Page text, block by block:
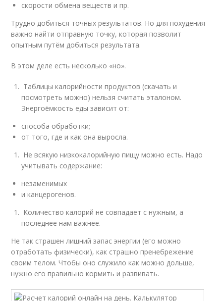
скорости обмена веществ и пр.
Трудно добиться точных результатов. Но для похудения
важно найти отправную точку, которая позволит
опытным путём добиться результата.
В этом деле есть несколько «но».
Таблицы калорийности продуктов (скачать и
посмотреть можно) нельзя считать эталоном.
Энергоёмкость еды зависит от:
способа обработки;
от того, где и как она выросла.
Не всякую низкокалорийную пищу можно есть. Надо
учитывать содержание:
незаменимых
и канцерогенов.
Количество калорий не совпадает с нужным, а
последнее нам важнее.
Не так страшен лишний запас энергии (его можно
отработать физически), как страшно пренебрежение
своим телом. Чтобы оно служило как можно дольше,
нужно его правильно кормить и развивать.